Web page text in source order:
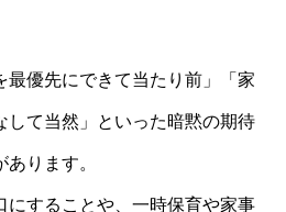
最優先にできて当たり前」「家
して当然」といった暗黙の期待
ります。
にすることや、一時保育や家事